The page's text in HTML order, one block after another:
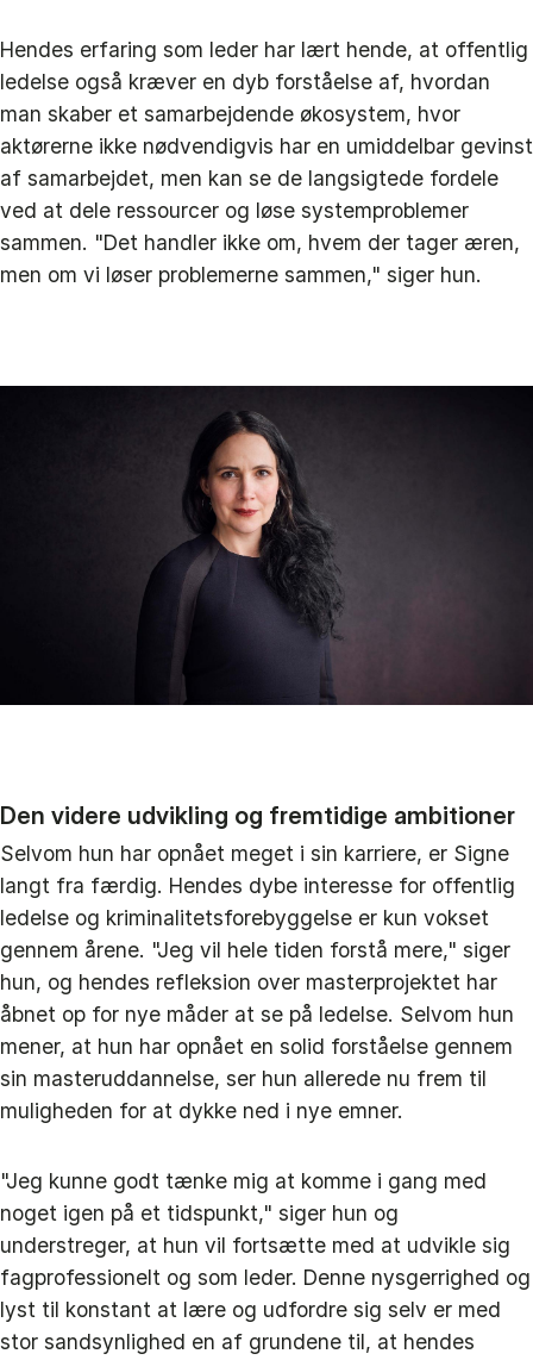
Hendes erfaring som leder har lært hende, at offentlig
ledelse også kræver en dyb forståelse af, hvordan
man skaber et samarbejdende økosystem, hvor
aktørerne ikke nødvendigvis har en umiddelbar gevinst
af samarbejdet, men kan se de langsigtede fordele
ved at dele ressourcer og løse systemproblemer
sammen. "Det handler ikke om, hvem der tager æren,
men om vi løser problemerne sammen," siger hun.
Den videre udvikling og fremtidige ambitioner
Selvom hun har opnået meget i sin karriere, er Signe
langt fra færdig. Hendes dybe interesse for offentlig
ledelse og kriminalitetsforebyggelse er kun vokset
gennem årene. "Jeg vil hele tiden forstå mere," siger
hun, og hendes refleksion over masterprojektet har
åbnet op for nye måder at se på ledelse. Selvom hun
mener, at hun har opnået en solid forståelse gennem
sin masteruddannelse, ser hun allerede nu frem til
muligheden for at dykke ned i nye emner.
"Jeg kunne godt tænke mig at komme i gang med
noget igen på et tidspunkt," siger hun og
understreger, at hun vil fortsætte med at udvikle sig
fagprofessionelt og som leder. Denne nysgerrighed og
lyst til konstant at lære og udfordre sig selv er med
stor sandsynlighed en af grundene til, at hendes